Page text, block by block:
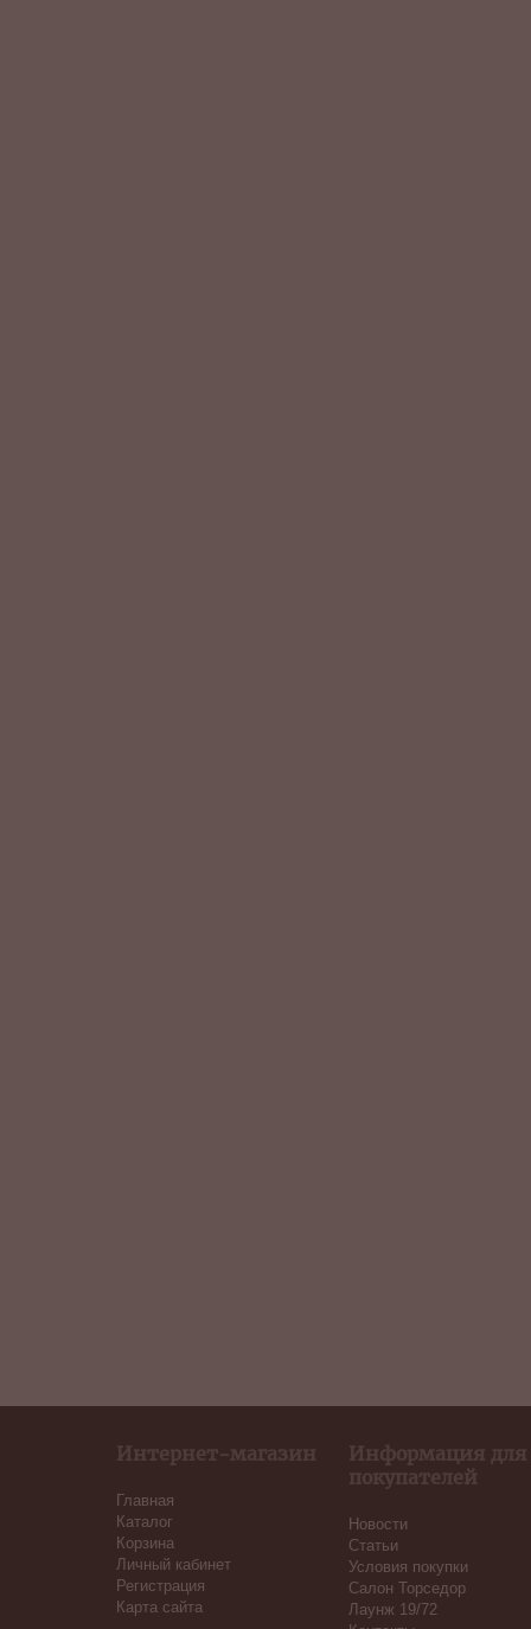
Интернет-магазин
Главная
Каталог
Корзина
Личный кабинет
Регистрация
Карта сайта
Информация для
покупателей
Новости
Статьи
Условия покупки
Салон Торседор
Лаунж 19/72